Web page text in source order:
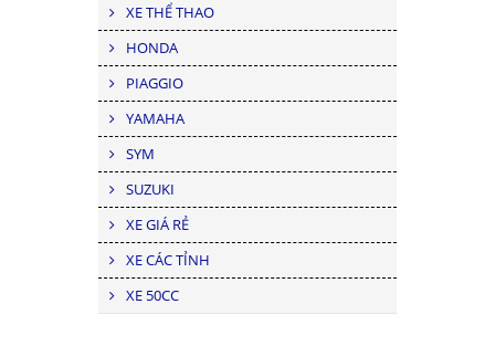
XE THỂ THAO
HONDA
PIAGGIO
YAMAHA
SYM
SUZUKI
XE GIÁ RẺ
XE CÁC TỈNH
XE 50CC